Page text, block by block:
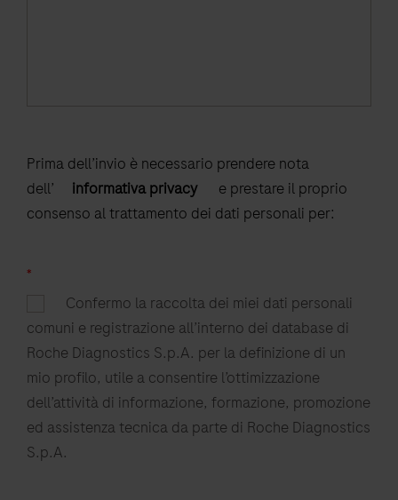
Prima dell’invio è necessario prendere nota
dell’
informativa privacy
e prestare il proprio
consenso al trattamento dei dati personali per:
*
Confermo la raccolta dei miei dati personali
comuni e registrazione all’interno dei database di
Roche Diagnostics S.p.A. per la definizione di un
mio profilo, utile a consentire l’ottimizzazione
dell’attività di informazione, formazione, promozione
ed assistenza tecnica da parte di Roche Diagnostics
S.p.A.